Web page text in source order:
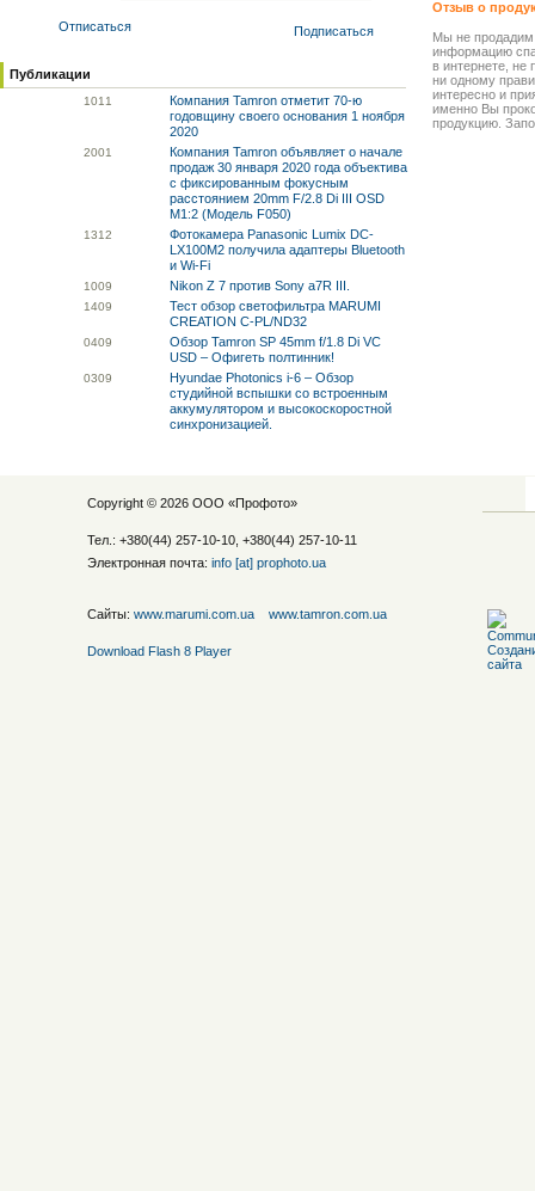
Отписаться Подписаться
Публикации
1011
Компания Tamron отметит 70-ю
годовщину своего основания 1 ноября
2020
2001
Компания Tamron объявляет о начале
продаж 30 января 2020 года объектива
с фиксированным фокусным
расстоянием 20mm F/2.8 Di III OSD
M1:2 (Модель F050)
1312
Фотокамера Panasonic Lumix DC-
LX100M2 получила адаптеры Bluetooth
и Wi-Fi
1009 Nikon Z 7 против Sony a7R III.
1409
Тест обзор светофильтра MARUMI
CREATION C-PL/ND32
0409
Обзор Tamron SP 45mm f/1.8 Di VC
USD – Офигеть полтинник!
0309
Hyundae Photonics i-6 – Обзор
студийной вспышки со встроенным
аккумулятором и высокоскоростной
синхронизацией.
Отзыв о
Мы не
информацию
в интернете, не
ни одному
интересно и
именно Вы
продукцию.
Copyright © 2026 ООО «Профото»
Тел.: +380(44) 257-10-10, +380(44) 257-10-11
Электронная почта: info [at] prophoto.ua
Сайты: www.marumi.com.ua www.tamron.com.ua
Download Flash 8 Player